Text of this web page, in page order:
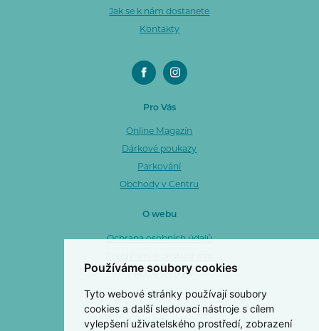
Používáme soubory cookies
Tyto webové stránky používají soubory
cookies a další sledovací nástroje s cílem
vylepšení uživatelského prostředí, zobrazení
Jak se k nám dostanete
Kontakty
Pro Vás
Online Magazín
Dárkové poukazy
Parkování
Obchody v Centru
O webu
Ochrana osobních údajů
Mapa webu
Cookies
Centro Zlín a. s.